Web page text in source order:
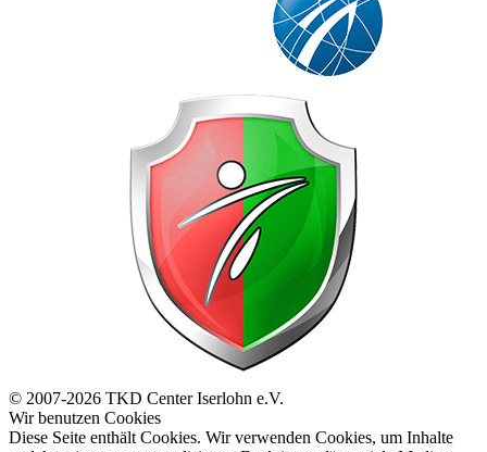
© 2007-2026 TKD Center Iserlohn e.V.
Wir benutzen Cookies
Diese Seite enthält Cookies. Wir verwenden Cookies, um Inhalte